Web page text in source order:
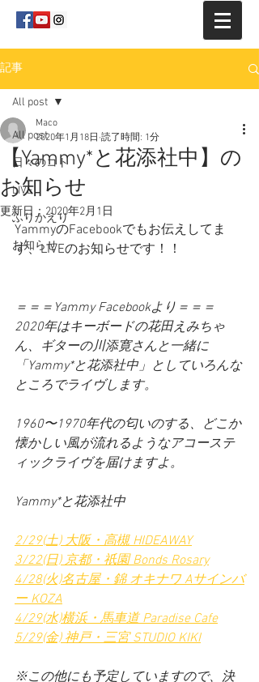
記事
All post
日々のコト
LIVE
ふりかえり
お知らせ
All post
【Yammy*と花添社中】の
お知らせ
Maco
2020年1月18日 読了時間: 1分
更新日：2020年2月1日
YammyのFacebookでもお伝えしてま
す、LIVEのお知らせです！！
＝＝＝Yammy Facebookより＝＝＝
2020年はキーボードの花田えみちゃ
ん、ギターの川添寛さんと一緒に
「Yammy*と花添社中」としていろんな
ところでライヴします。
1960〜1970年代の匂いのする、どこか
懐かしい風が流れるようなアコーステ
ィックライヴを届けますよ。
Yammy*と花添社中
2/29(土) 大阪・高槻 HIDEAWAY
3/22(日) 京都・祇園 Bonds Rosary
4/28(火)名古屋・錦 オキナワ Aサインバ
ー KOZA
4/29(水)横浜・馬車道 Paradise Cafe
5/29(金) 神戸・三宮 STUDIO KIKI
※この他にも予定していますので、決